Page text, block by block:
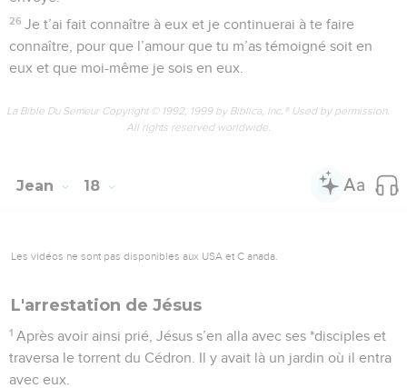
26 Je t’ai fait connaître à eux et je continuerai à te faire
connaître, pour que l’amour que tu m’as témoigné soit en
eux et que moi-même je sois en eux.
La Bible Du Semeur Copyright © 1992, 1999 by Biblica, Inc.® Used by permission.
All rights reserved worldwide.
Jean 18
Les vidéos ne sont pas disponibles aux USA et C anada.
L'arrestation de Jésus
1 Après avoir ainsi prié, Jésus s’en alla avec ses *disciples et
traversa le torrent du Cédron. Il y avait là un jardin où il entra
avec eux.